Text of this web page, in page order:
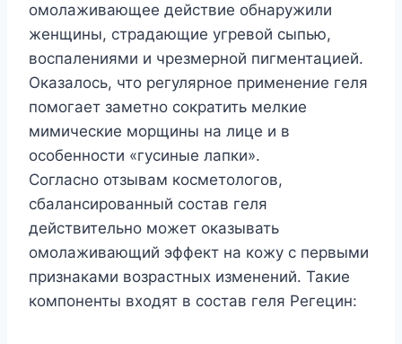
омолаживающее действие обнаружили
женщины, страдающие угревой сыпью,
воспалениями и чрезмерной пигментацией.
Оказалось, что регулярное применение геля
помогает заметно сократить мелкие
мимические морщины на лице и в
особенности «гусиные лапки».
Согласно отзывам косметологов,
сбалансированный состав геля
действительно может оказывать
омолаживающий эффект на кожу с первыми
признаками возрастных изменений. Такие
компоненты входят в состав геля Регецин: